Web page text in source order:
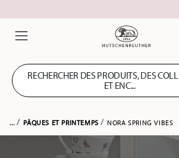
SOLDES D'ÉTÉ ! Profitez de
RECHERCHER DES PRODUITS, DES
ET ENC...
... PÂQUES ET PRINTEMPS NORA SPRING VIBES